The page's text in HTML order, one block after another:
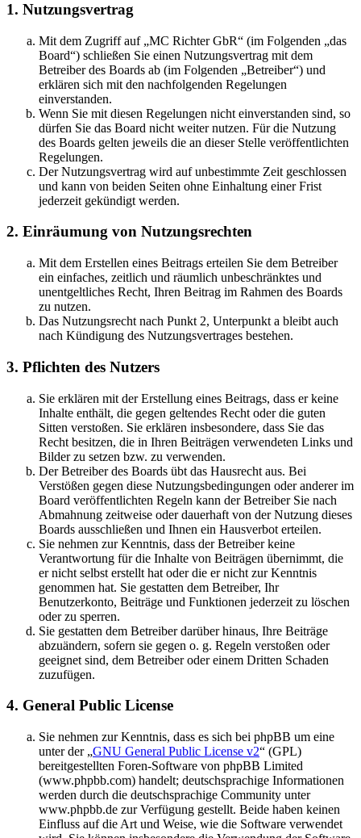
1. Nutzungsvertrag
Mit dem Zugriff auf „MC Richter GbR“ (im Folgenden „das
Board“) schließen Sie einen Nutzungsvertrag mit dem
Betreiber des Boards ab (im Folgenden „Betreiber“) und
erklären sich mit den nachfolgenden Regelungen
einverstanden.
Wenn Sie mit diesen Regelungen nicht einverstanden sind, so
dürfen Sie das Board nicht weiter nutzen. Für die Nutzung
des Boards gelten jeweils die an dieser Stelle veröffentlichten
Regelungen.
Der Nutzungsvertrag wird auf unbestimmte Zeit geschlossen
und kann von beiden Seiten ohne Einhaltung einer Frist
jederzeit gekündigt werden.
2. Einräumung von Nutzungsrechten
Mit dem Erstellen eines Beitrags erteilen Sie dem Betreiber
ein einfaches, zeitlich und räumlich unbeschränktes und
unentgeltliches Recht, Ihren Beitrag im Rahmen des Boards
zu nutzen.
Das Nutzungsrecht nach Punkt 2, Unterpunkt a bleibt auch
nach Kündigung des Nutzungsvertrages bestehen.
3. Pflichten des Nutzers
Sie erklären mit der Erstellung eines Beitrags, dass er keine
Inhalte enthält, die gegen geltendes Recht oder die guten
Sitten verstoßen. Sie erklären insbesondere, dass Sie das
Recht besitzen, die in Ihren Beiträgen verwendeten Links und
Bilder zu setzen bzw. zu verwenden.
Der Betreiber des Boards übt das Hausrecht aus. Bei
Verstößen gegen diese Nutzungsbedingungen oder anderer im
Board veröffentlichten Regeln kann der Betreiber Sie nach
Abmahnung zeitweise oder dauerhaft von der Nutzung dieses
Boards ausschließen und Ihnen ein Hausverbot erteilen.
Sie nehmen zur Kenntnis, dass der Betreiber keine
Verantwortung für die Inhalte von Beiträgen übernimmt, die
er nicht selbst erstellt hat oder die er nicht zur Kenntnis
genommen hat. Sie gestatten dem Betreiber, Ihr
Benutzerkonto, Beiträge und Funktionen jederzeit zu löschen
oder zu sperren.
Sie gestatten dem Betreiber darüber hinaus, Ihre Beiträge
abzuändern, sofern sie gegen o. g. Regeln verstoßen oder
geeignet sind, dem Betreiber oder einem Dritten Schaden
zuzufügen.
4. General Public License
Sie nehmen zur Kenntnis, dass es sich bei phpBB um eine
unter der „GNU General Public License v2“ (GPL)
bereitgestellten Foren-Software von phpBB Limited
(www.phpbb.com) handelt; deutschsprachige Informationen
werden durch die deutschsprachige Community unter
www.phpbb.de zur Verfügung gestellt. Beide haben keinen
Einfluss auf die Art und Weise, wie die Software verwendet